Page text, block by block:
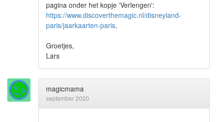
pagina onder het kopje 'Verlengen':
https://www.discoverthemagic.nl/disneyland-
paris/jaarkaarten-paris.
Groetjes,
Lars
magicmama
september 2020